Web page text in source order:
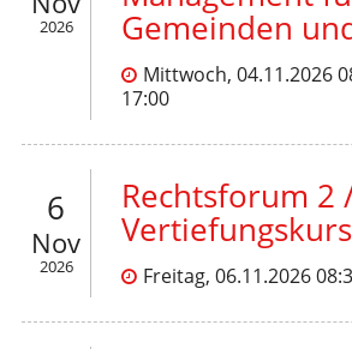
2026 Gemeinden
Mittwoch, 04.11.2026
17:00
6
Nov
2026
Rechtsforum 2
Vertiefungskurs
Freitag, 06.11.2026